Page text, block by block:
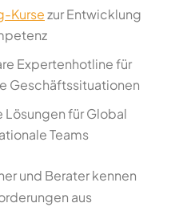
Kursezur Entwicklung
Expertenhotline für
Geschäftssituationen
für Global
Teams
und Berater kennen
aus